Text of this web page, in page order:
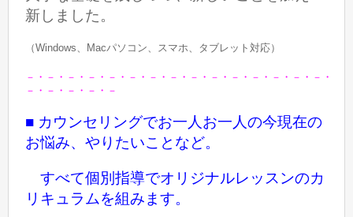
新しました。
（Windows、Macパソコン、スマホ、タブレット対応）
－・－・－・－・－・－・－・－・－・－・－・－・－・－・－・
－・－・－・－・－
■ カウンセリングでお一人お一人の今現在の
お悩み、やりたいことなど。
すべて個別指導でオリジナルレッスンのカ
リキュラムを組みます。